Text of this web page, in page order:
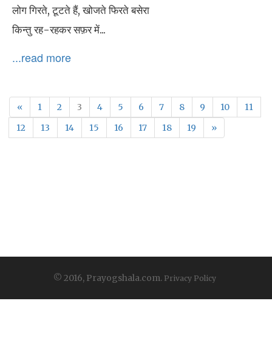
लोग गिरते, टूटते हैं, खोजते फिरते बसेरा
किन्तु रह-रहकर सफ़र में...
...read more
« 1 2 3 4 5 6 7 8 9 10
11
12
13 14 15 16 17 18 19 »
© 2016, Prayogshala.com. Privacy Policy